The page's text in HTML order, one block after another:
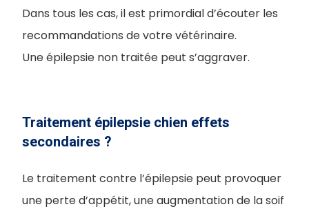
Dans tous les cas, il est primordial d’écouter les
recommandations de votre vétérinaire.
Une épilepsie non traitée peut s’aggraver.
Traitement épilepsie chien effets
secondaires ?
Le traitement contre l’épilepsie peut provoquer
une perte d’appétit, une augmentation de la soif